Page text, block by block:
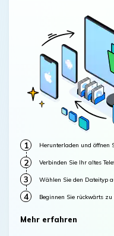
1 Herunterladen und öffnen
2 Verbinden Sie Ihr altes
3 Wählen Sie den Dateityp
4 Beginnen Sie rückwärts zu
Mehr erfahren